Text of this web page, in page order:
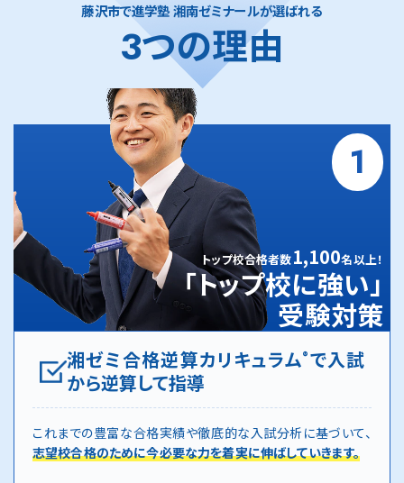
藤沢市で進学塾 湘南ゼミナールが選ばれる
3つの理由
1
トップ校合格者数1,100名以上！
「トップ校に強い」
受験対策
湘ゼミ合格逆算カリキュラム®で入試
から逆算して指導
これまでの豊富な合格実績や徹底的な入試分析に基づいて、
志望校合格のために今必要な力を着実に伸ばしていきます。